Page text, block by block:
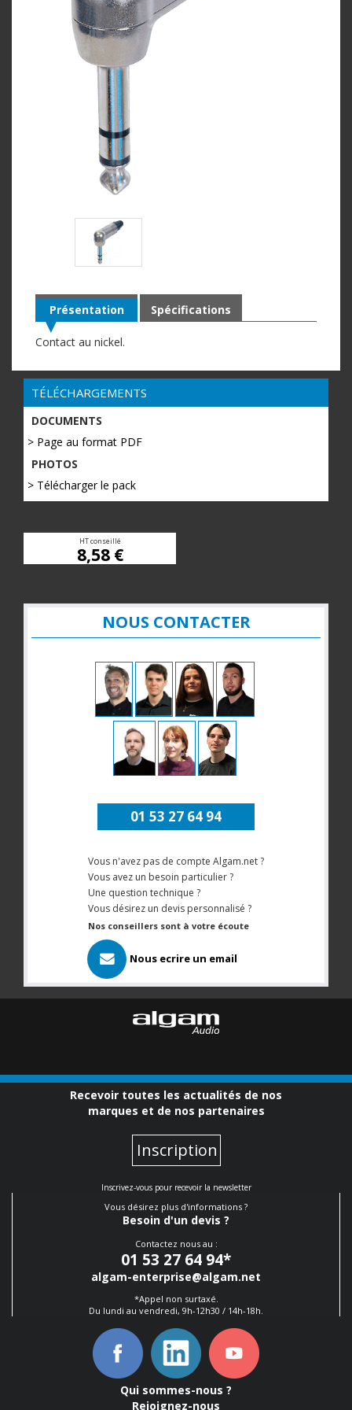
Présentation
Contact au nickel.
Spécifications
TÉLÉCHARGEMENTS
DOCUMENTS
> Page au format PDF
PHOTOS
> Télécharger le pack
HT conseillé
8,58 €
NOUS CONTACTER
01 53 27 64 94
Vous n'avez pas de compte Algam.net ?
Vous avez un besoin particulier ?
Une question technique ?
Vous désirez un devis personnalisé ?
Nos conseillers sont à votre écoute
Nous ecrire un email
Recevoir toutes les actualités de nos
marques et de nos partenaires
Inscription
Inscrivez-vous pour recevoir la newsletter
Vous désirez plus d'informations ?
Besoin d'un devis ?
Contactez nous au :
01 53 27 64 94*
algam-enterprise@algam.net
*Appel non surtaxé.
Du lundi au vendredi, 9h-12h30 / 14h-18h.
Qui sommes-nous ?
Rejoignez-nous